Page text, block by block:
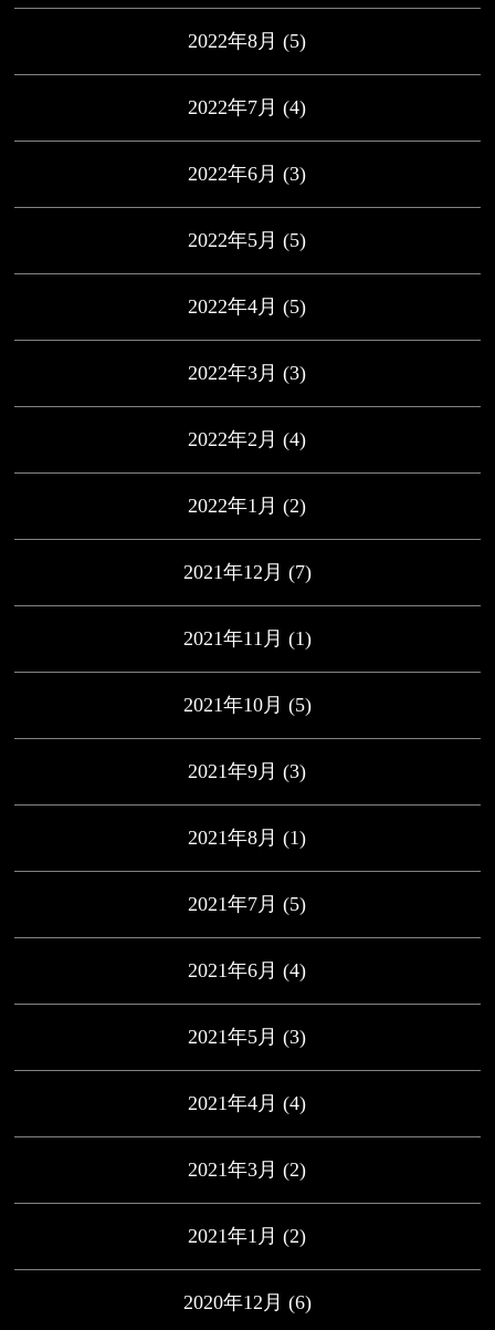
2022年8月 (5)
2022年7月 (4)
2022年6月 (3)
2022年5月 (5)
2022年4月 (5)
2022年3月 (3)
2022年2月 (4)
2022年1月 (2)
2021年12月 (7)
2021年11月 (1)
2021年10月 (5)
2021年9月 (3)
2021年8月 (1)
2021年7月 (5)
2021年6月 (4)
2021年5月 (3)
2021年4月 (4)
2021年3月 (2)
2021年1月 (2)
2020年12月 (6)